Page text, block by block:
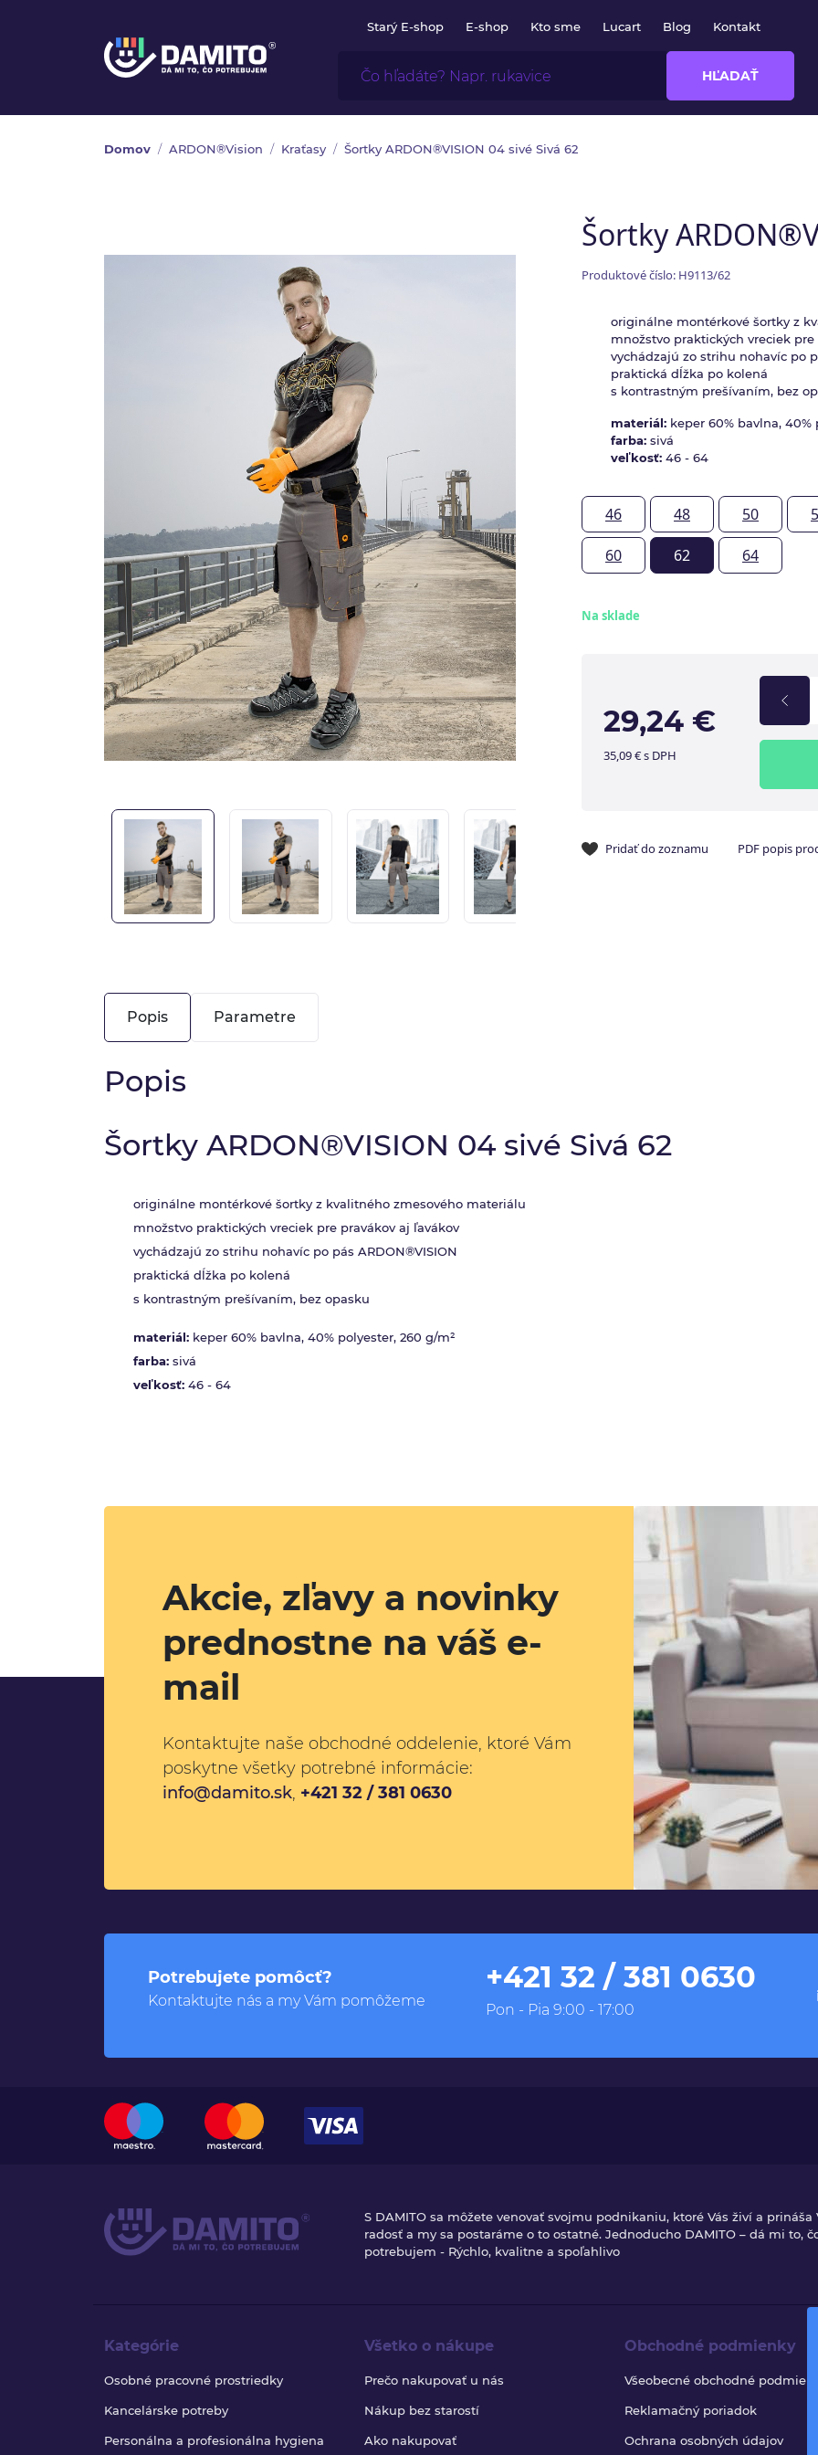
Starý E-shop E-shop Kto sme Lucart Blog Kontakt
HĽADAŤ
Domov ARDON®Vision Kraťasy Šortky ARDON®VISION 04 sivé Sivá 62
Šortky
Produktové číslo: H9113/62
originálne montérkové šortky z
množstvo praktických vreciek pre
vychádzajú zo strihu nohavíc po
praktická dĺžka po kolená
s kontrastným prešívaním, bez
materiál: keper 60% bavlna, 40%
farba: sivá
veľkosť: 46 - 64
46 48 50
60 62 64
Na sklade
29,24 €
35,09 € s DPH
Pridať do zoznamu PDF popis
Popis Parametre
Popis
Šortky ARDON®VISION 04 sivé Sivá 62
originálne montérkové šortky z kvalitného zmesového materiálu
množstvo praktických vreciek pre pravákov aj ľavákov
vychádzajú zo strihu nohavíc po pás ARDON®VISION
praktická dĺžka po kolená
s kontrastným prešívaním, bez opasku
materiál: keper 60% bavlna, 40% polyester, 260 g/m²
farba: sivá
veľkosť: 46 - 64
Akcie, zľavy a novinky
prednostne na váš e-
mail
Kontaktujte naše obchodné oddelenie, ktoré Vám
poskytne všetky potrebné informácie:
info@damito.sk, +421 32 / 381 0630
Potrebujete pomôcť?
Kontaktujte nás a my Vám pomôžeme
+421 32 / 381 0630
Pon - Pia 9:00 - 17:00
S DAMITO sa môžete venovať svojmu podnikaniu, ktoré Vás živí a prináša
radosť a my sa postaráme o to ostatné. Jednoducho DAMITO – dá mi to,
potrebujem - Rýchlo, kvalitne a spoľahlivo
Kategórie
Osobné pracovné prostriedky
Kancelárske potreby
Personálna a profesionálna hygiena
Všetko o nákupe
Prečo nakupovať u nás
Nákup bez starostí
Ako nakupovať
Obchodné podmienky
Všeobecné obchodné
Reklamačný poriadok
Ochrana osobných údajov